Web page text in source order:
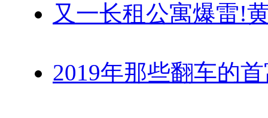
又一长租公寓爆雷!
2019年那些翻车的